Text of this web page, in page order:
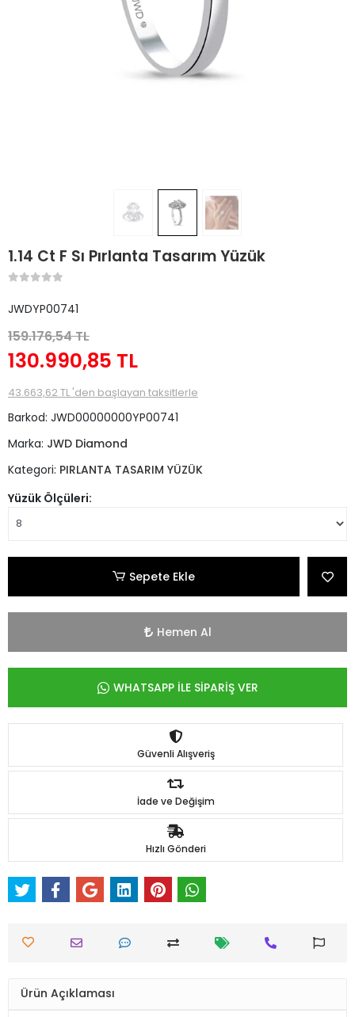
1.14 Ct F Sı Pırlanta Tasarım Yüzük
JWDYP00741
159.176,54 TL
130.990,85 TL
43.663,62 TL 'den başlayan taksitlerle
Barkod: JWD00000000YP00741
Marka: JWD Diamond
Kategori: PIRLANTA TASARIM YÜZÜK
Yüzük Ölçüleri:
Sepete Ekle
Hemen Al
WHATSAPP İLE SİPARİŞ VER
Güvenli Alışveriş
İade ve Değişim
Hızlı Gönderi
Ürün Açıklaması